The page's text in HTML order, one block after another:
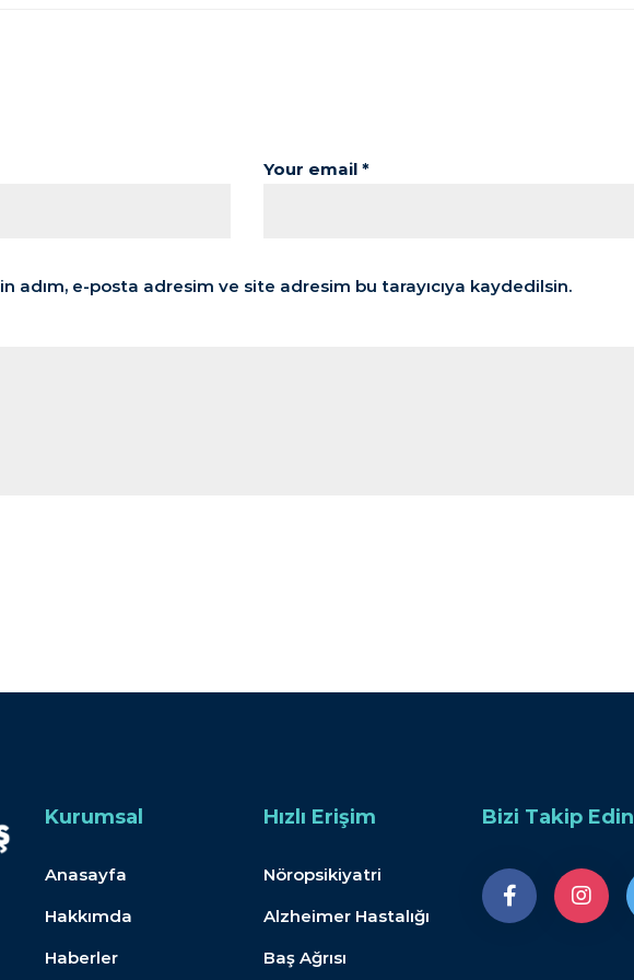
Your email *
adım, e-posta adresim ve site adresim bu tarayıcıya kaydedilsin.
Kurumsal
Anasayfa
Hakkımda
Haberler
Hızlı Erişim
Nöropsikiyatri
Alzheimer Hastalığı
Baş Ağrısı
Bizi Takip Edin